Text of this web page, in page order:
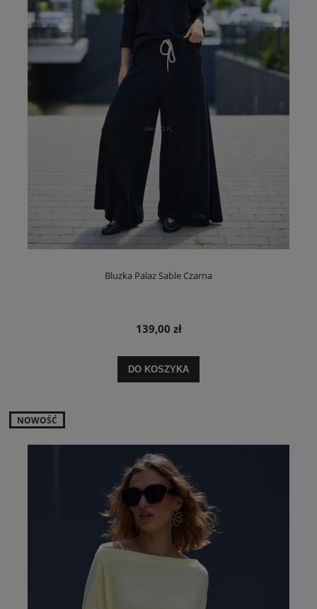
Bluzka Palaz Sable Czarna
139,00 zł
DO KOSZYKA
NOWOŚĆ